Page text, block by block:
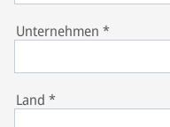
Unternehmen *
Land *